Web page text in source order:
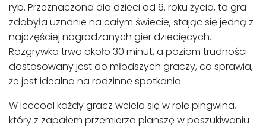
ryb. Przeznaczona dla dzieci od 6. roku życia, ta gra
zdobyła uznanie na całym świecie, stając się jedną z
najczęściej nagradzanych gier dziecięcych.
Rozgrywka trwa około 30 minut, a poziom trudności
dostosowany jest do młodszych graczy, co sprawia,
że jest idealna na rodzinne spotkania.
W Icecool każdy gracz wciela się w rolę pingwina,
który z zapałem przemierza planszę w poszukiwaniu